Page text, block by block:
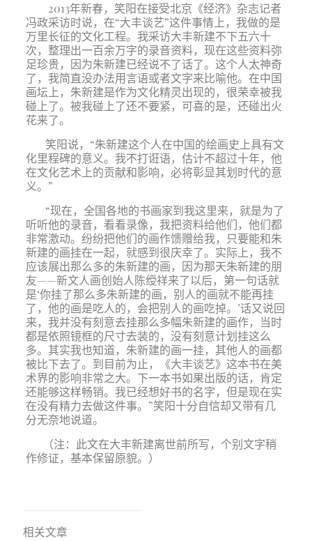
2013年新春，笑阳在接受北京《经济》杂志记者
冯政采访时说，在“大丰谈艺”这件事情上，我做的是
万里长征的文化工程。我采访大丰新建不下五六十
次，整理出一百余万字的录音资料，现在这些资料弥
足珍贵，因为朱新建已经说不了话了。这个人太神奇
了，我简直没办法用言语或者文字来比喻他。在中国
画坛上，朱新建是作为文化精灵出现的，很荣幸被我
碰上了。被我碰上了还不要紧，可喜的是，还碰出火
花来了。
笑阳说，“朱新建这个人在中国的绘画史上具有文
化里程碑的意义。我不打诳语，估计不超过十年，他
在文化艺术上的贡献和影响，必将彰显其划时代的意
义。”
“现在，全国各地的书画家到我这里来，就是为了
听听他的录音，看看录像，我把资料给他们，他们都
非常激动。纷纷把他们的画作馈赠给我，只要能和朱
新建的画挂在一起，就感到很庆幸了。实际上，我不
应该展出那么多的朱新建的画，因为那天朱新建的朋
友——新文人画创始人陈绶祥来了以后，第一句话就
是‘你挂了那么多朱新建的画，别人的画就不能再挂
了，他的画是吃人的，会把别人的画吃掉。’话又说回
来，我并没有刻意去挂那么多幅朱新建的画作，当时
都是依照镜框的尺寸去装的，没有刻意计划挂这么
多。其实我也知道，朱新建的画一挂，其他人的画都
被比下去了。到目前为止，《大丰谈艺》这本书在美
术界的影响非常之大。下一本书如果出版的话，肯定
还能够这样畅销。我已经想好书的名字，但是现在实
在没有精力去做这件事。”笑阳十分自信却又带有几
分无奈地说道。
（注：此文在大丰新建离世前所写，个别文字稍
作修证，基本保留原貌。）
相关文章